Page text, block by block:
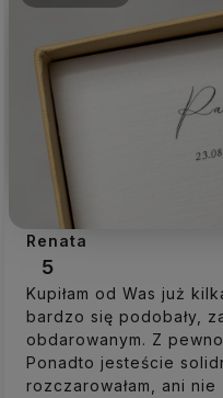
Renata
5
Kupiłam od Was już
bardzo się podobały,
obdarowanym. Z
Ponadto jesteście
rozczarowałam, ani nie